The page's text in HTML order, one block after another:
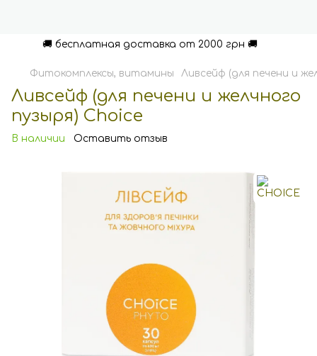
🚚 бесплатная доставка от 2000 грн 🚚
Фитокомплексы, витамины Ливсейф (для печени и
Ливсейф (для печени и желчного
пузыря) Choice
В наличии Оставить отзыв